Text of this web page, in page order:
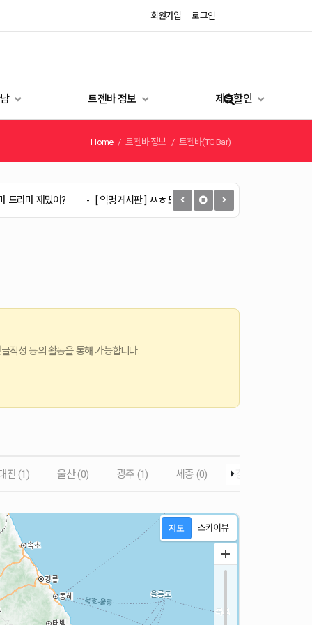
회원가입 로그인
트젠바 정보 제휴할인
Home 트젠바 정보 트젠바(TG Bar)
어? [ 익명게시판 ] ㅆㅎ 또 간만에 [ 익명게시판 ] 역시
작성 등의 활동을 통해 가능합니다.
전 (1) 울산 (0) 광주 (1) 세종 (0)